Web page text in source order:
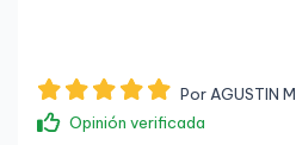
Por AGUSTIN M.
Opinión verificada